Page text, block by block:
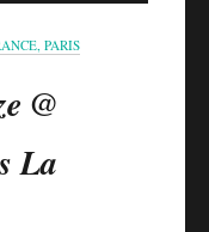
, PARIS
@
La